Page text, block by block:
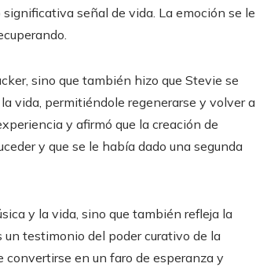
señal de vida. La emoción se le
sino que también hizo que Stevie se
vida, permitiéndole regenerarse y volver a
y afirmó que la creación de
y que se le había dado una segunda
y la vida, sino que también refleja la
testimonio del poder curativo de la
convertirse en un faro de esperanza y